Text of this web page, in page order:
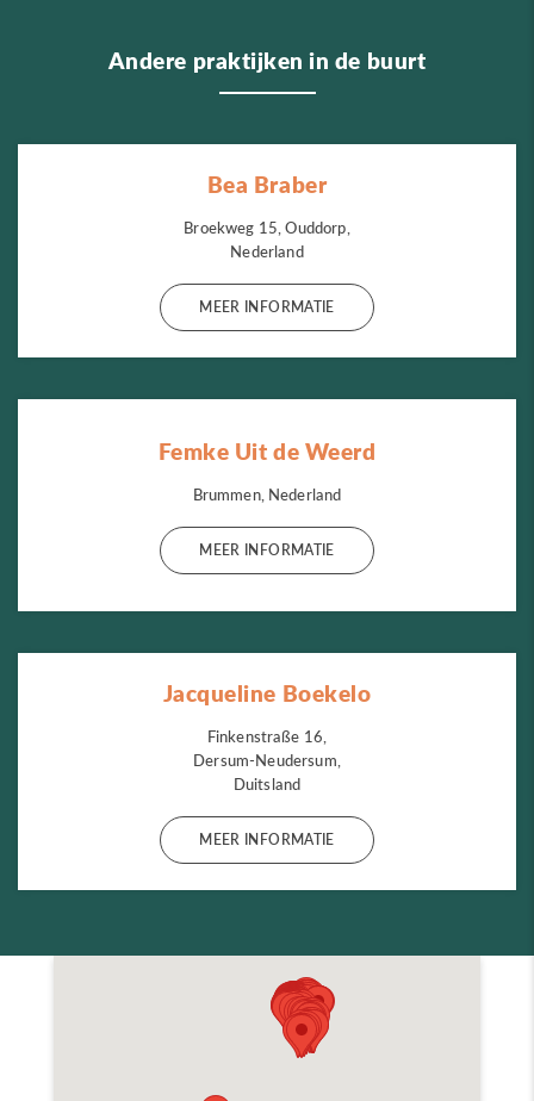
Andere praktijken in de buurt
Bea Braber
Broekweg 15, Ouddorp,
Nederland
MEER INFORMATIE
Femke Uit de Weerd
Brummen, Nederland
MEER INFORMATIE
Jacqueline Boekelo
Finkenstraße 16,
Dersum-Neudersum,
Duitsland
MEER INFORMATIE